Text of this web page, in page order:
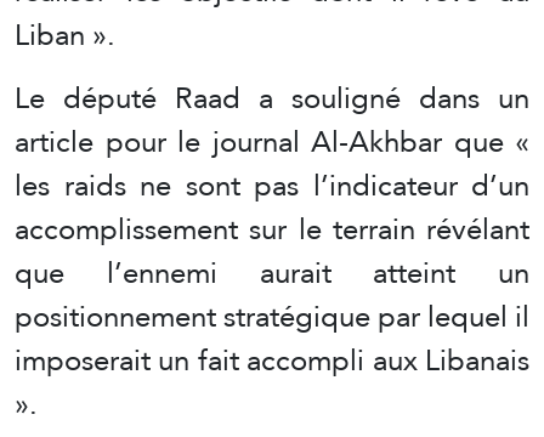
Liban ».
Le député Raad a souligné dans un
article pour le journal Al-Akhbar que «
les raids ne sont pas l’indicateur d’un
accomplissement sur le terrain révélant
que l’ennemi aurait atteint un
positionnement stratégique par lequel il
imposerait un fait accompli aux Libanais
».